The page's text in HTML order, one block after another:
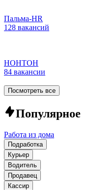
Пальма-HR
128 вакансий
НОНТОН
84 вакансии
Посмотреть все
Популярное
Работа из дома
Подработка
Курьер
Водитель
Продавец
Кассир